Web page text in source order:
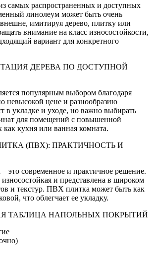
самых распространенных и доступных
линолеум может быть очень
имитируя дерево, плитку или
внимание на класс износостойкости,
вариант для конкретного
ДЕРЕВА ПО ДОСТУПНОЙ
популярным выбором благодаря
невысокой цене и разнообразию
в укладке и уходе, но важно выбирать
для помещений с повышенной
кухня или ванная комната.
(ПВХ): ПРАКТИЧНОСТЬ И
это современное и практичное решение.
и представлена в широком
и текстур. ПВХ плитка может быть как
что облегчает ее укладку.
ТАБЛИЦА НАПОЛЬНЫХ ПОКРЫТИЙ